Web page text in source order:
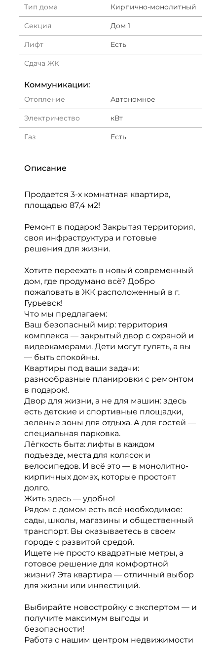
Тип дома Кирпично-монолитный
Секция Дом 1
Лифт Есть
Сдача ЖК
Коммуникации:
Отопление Автономное
Электричество кВт
Газ Есть
Описание
Продается 3-х комнатная квартира,
площадью 87,4 м2!
Ремонт в подарок! Закрытая территория,
своя инфраструктура и готовые
решения для жизни.
Хотите переехать в новый современный
дом, где продумано всё? Добро
пожаловать в ЖК расположенный в г.
Гурьевск!
Что мы предлагаем:
Ваш безопасный мир: территория
комплекса — закрытый двор с охраной и
видеокамерами. Дети могут гулять, а вы
— быть спокойны.
Квартиры под ваши задачи:
разнообразные планировки с ремонтом
в подарок!.
Двор для жизни, а не для машин: здесь
есть детские и спортивные площадки,
зеленые зоны для отдыха. А для гостей —
специальная парковка.
Лёгкость быта: лифты в каждом
подъезде, места для колясок и
велосипедов. И всё это — в монолитно-
кирпичных домах, которые простоят
долго.
Жить здесь — удобно!
Рядом с домом есть всё необходимое:
сады, школы, магазины и общественный
транспорт. Вы оказываетесь в своем
городе с развитой средой.
Ищете не просто квадратные метры, а
готовое решение для комфортной
жизни? Эта квартира — отличный выбор
для жизни или инвестиций.
Выбирайте новостройку с экспертом — и
получите максимум выгоды и
безопасности!
Работа с нашим центром недвижимости